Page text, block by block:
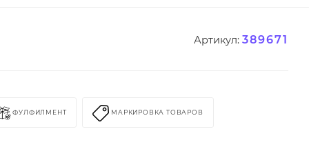
Артикул: 389671
ФУЛФИЛМЕНТ МАРКИРОВКА ТОВАРОВ